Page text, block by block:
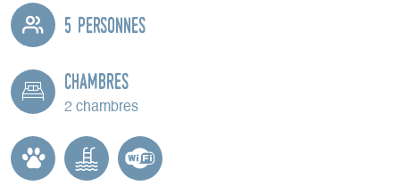
5 personnes
Chambres
2 chambres